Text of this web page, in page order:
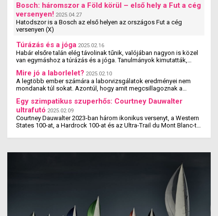
Bosch: háromszor a Föld körül – első hely a Fut a cég
versenyen! 2025.04.27
Hatodszor is a Bosch az első helyen az országos Fut a cég
versenyen (X)
Túrázás és a jóga 2025.02.16
Habár elsőre talán elég távolinak tűnik, valójában nagyon is közel
van egymáshoz a túrázás és a jóga. Tanulmányok kimutatták,
Mire jó a laborlelet? 2025.02.10
A legtöbb ember számára a laborvizsgálatok eredményei nem
mondanak túl sokat. Azontúl, hogy amit megcsillagoznak a
Egy szimpatikus szuperhős: Courtney Dauwalter
ultrafutó 2025.02.09
Courtney Dauwalter 2023-ban három ikonikus versenyt, a Western
States 100-at, a Hardrock 100-at és az Ultra-Trail du Mont Blanc-t